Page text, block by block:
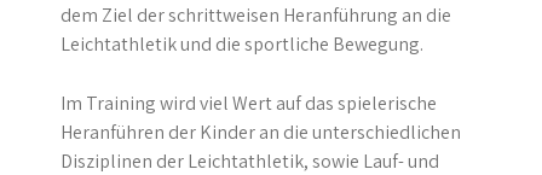
dem Ziel der schrittweisen Heranführung an die
Leichtathletik und die sportliche Bewegung.
Im Training wird viel Wert auf das spielerische
Heranführen der Kinder an die unterschiedlichen
Disziplinen der Leichtathletik, sowie Lauf- und